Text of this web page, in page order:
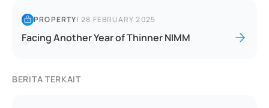
PROPERTY|28 FEBRUARY 2025
Facing Another Year of Thinner NIMM
BERITA TERKAIT